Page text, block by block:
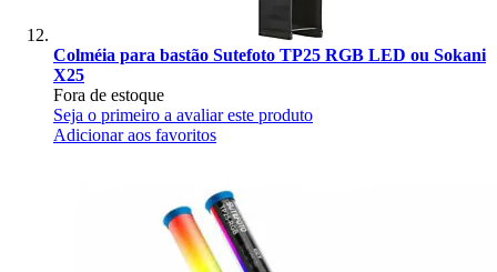
Colméia para bastão Sutefoto TP25 RGB LED ou Sokani
X25
Fora de estoque
Seja o primeiro a avaliar este produto
Adicionar aos favoritos